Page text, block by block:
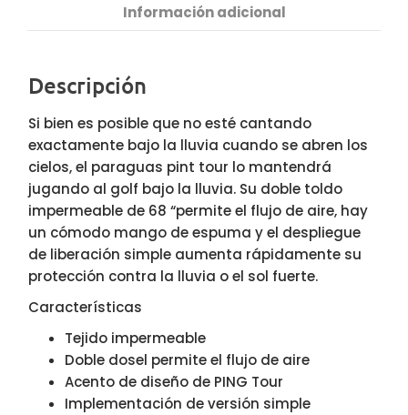
Información adicional
Descripción
Si bien es posible que no esté cantando
exactamente bajo la lluvia cuando se abren los
cielos, el paraguas pint tour lo mantendrá
jugando al golf bajo la lluvia. Su doble toldo
impermeable de 68 “permite el flujo de aire, hay
un cómodo mango de espuma y el despliegue
de liberación simple aumenta rápidamente su
protección contra la lluvia o el sol fuerte.
Características
Tejido impermeable
Doble dosel permite el flujo de aire
Acento de diseño de PING Tour
Implementación de versión simple